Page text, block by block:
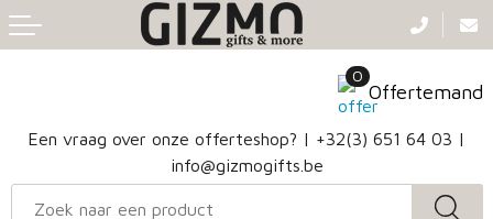
Een vraag over onze offerteshop? | +32(3) 651 64 03 |
info@gizmogifts.be
0
Offertemand
Klokken, horloges en weerstations
Sleutelhangers en Lanyards
Badtextiel en Douche
Handschoenen en Sjaals
Hoofdbanden
Heuptassen
Papieren tassen